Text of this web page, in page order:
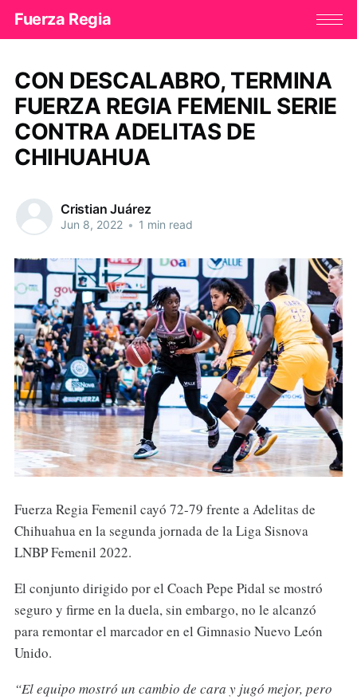
Fuerza Regia
CON DESCALABRO, TERMINA
FUERZA REGIA FEMENIL SERIE
CONTRA ADELITAS DE
CHIHUAHUA
Cristian Juárez
Jun 8, 2022 • 1 min read
Fuerza Regia Femenil cayó 72-79 frente a Adelitas de
Chihuahua en la segunda jornada de la Liga Sisnova
LNBP Femenil 2022.
El conjunto dirigido por el Coach Pepe Pidal se mostró
seguro y firme en la duela, sin embargo, no le alcanzó
para remontar el marcador en el Gimnasio Nuevo León
Unido.
“El equipo mostró un cambio de cara y jugó mejor, pero